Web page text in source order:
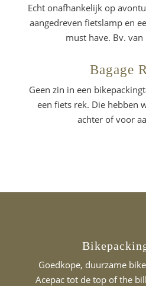
Echt onafhankelijk op
aangedreven fietslamp en
must have. Bv.
Bagage
Geen zin in een
een fiets rek. Die hebben
achter of voor
Goedkope, duurzame
Acepac tot de top of the